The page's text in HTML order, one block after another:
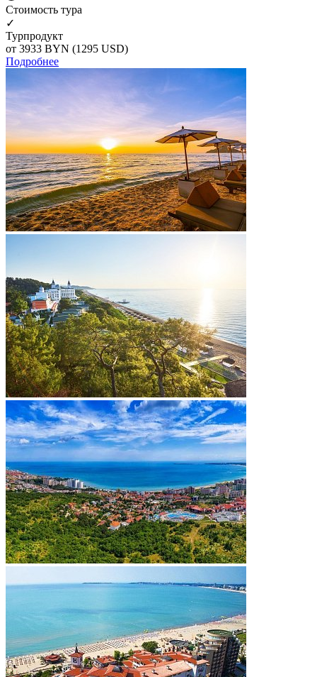
Cтоимость тура
✓
Турпродукт
от 3933 BYN (1295 USD)
Подробнее